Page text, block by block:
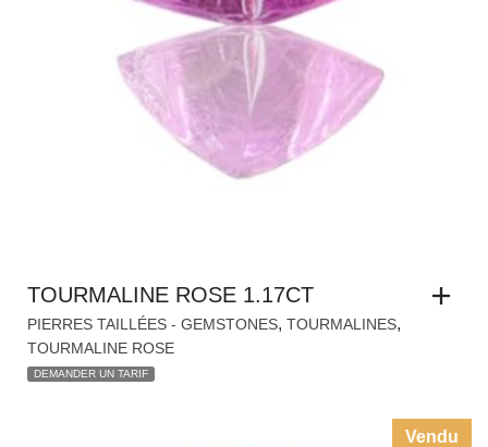
TOURMALINE ROSE 1.17CT
PIERRES TAILLÉES - GEMSTONES, TOURMALINES,
TOURMALINE ROSE
DEMANDER UN TARIF
Vendu